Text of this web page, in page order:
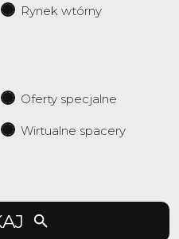
Rynek wtórny
Oferty specjalne
Wirtualne spacery